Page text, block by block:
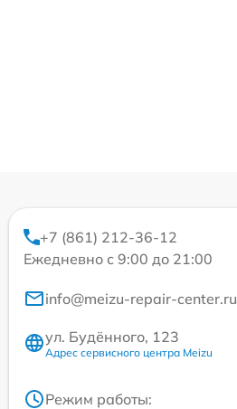
+7 (861) 212-36-12
Ежедневно с 9:00 до 21:00
info@meizu-repair-center.ru
ул. Будённого, 123
Адрес сервисного центра Meizu
Режим работы: